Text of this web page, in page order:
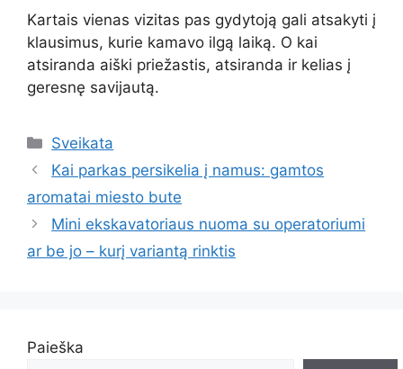
Kartais vienas vizitas pas gydytoją gali atsakyti į
klausimus, kurie kamavo ilgą laiką. O kai
atsiranda aiški priežastis, atsiranda ir kelias į
geresnę savijautą.
Kategorijos
Sveikata
Kai parkas persikelia į namus: gamtos
aromatai miesto bute
Mini ekskavatoriaus nuoma su operatoriumi
ar be jo – kurį variantą rinktis
Paieška